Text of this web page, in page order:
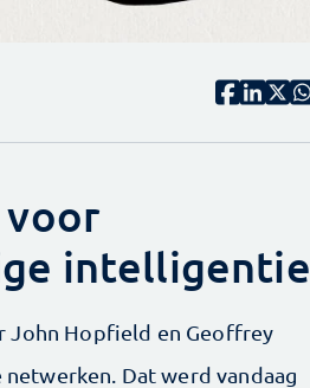
intelligentie
John Hopfield en Geoffrey
Dat werd vandaag